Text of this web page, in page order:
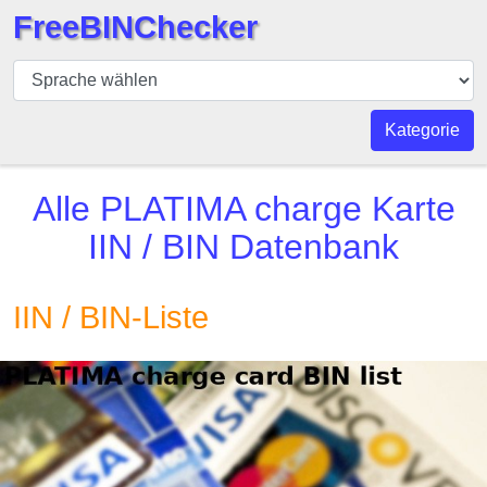
BIN
Prüfer
BIN
Nummer
BIN
BIN
Checker
v2
BIN
FreeBINChecker
Kategorie
Alle PLATIMA charge Karte
IIN / BIN Datenbank
IIN / BIN-Liste